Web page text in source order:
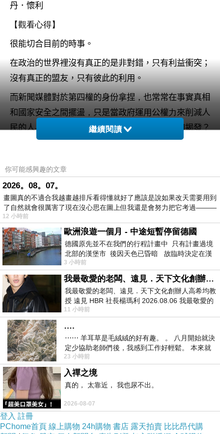
丹．懷利
【觀看心得】
很能切合目前的時事。
在政治的世界裡沒有真正的是非對錯，只有利益衝突；
沒有真正的盟友，只有彼此的利用。
而新聞媒體對於第四權的身份拿捏 ， 也常常在事實真相
和國家安全之間擺盪 ， 只是當政府運用公權力來削減人
民的人身自由時
媒體是否有勇氣跳出來監 和揭發？
上一篇：｛指定倖存者Designated Survivor｝
下一篇：｛午夜彌撒MIDNIGHT MASS｝
繼續閱讀
你可能感興趣的文章
2026。08。07。
畫圖真的不適合我越畫越排斥看得懂就好了應該是說如果改天需要用到
了自然就會很厲害了現在沒心思在圖上但我還是會努力把它考過———
12 小時前
歐洲浪遊一個月 - 中途短暫停留德國
德國原先並不在我們的行程計畫中 只有計畫過境
北部的漢堡市 後因天色已昏暗 故臨時決定在漢
堡市吃晚餐和過夜
3 小時前
我最敬愛的老闆、遠見．天下文化創辦人高希均教授
我最敬愛的老闆、遠見．天下文化創辦人高希均教
授 遠見 HBR 社長楊瑪利 2026.08.06 我最敬愛的
老闆、遠見．天下文化創辦人高希均教
11 小時前
….
⋯⋯ 羊耳草是毛絨絨的好有趣。 。 八月開始就決
定少協助老師們後，我感到工作好輕鬆。 本來就
不是我的工作啊。 真
23 小時前
入禪之境
真的， 太靠近， 我也尿不出。
2026-08-07
登入 註冊
PChome首頁 線上購物 24h購物 書店 露天拍賣 比比昂代購